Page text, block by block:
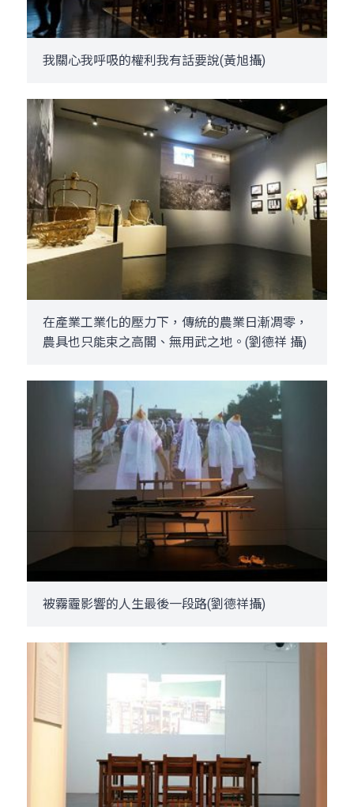
我關心我呼吸的權利­我有話要說(黃旭攝)
在產業工業化的壓力下，傳統的農業日漸凋零，
農具也只能束之高閣、無用武之地。(劉德祥 攝)
被霧霾影響的人生最後一段路(劉德祥攝)